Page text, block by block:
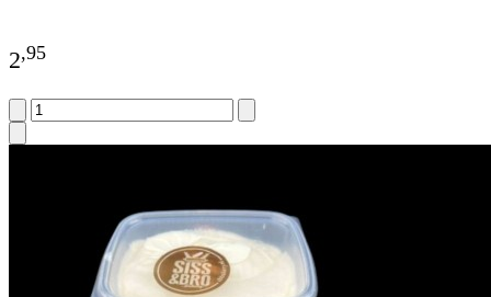
2,95